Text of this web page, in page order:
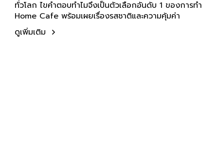
ทั่วโลก ไขคำตอบทำไมจึงเป็นตัวเลือกอันดับ 1 ของการทำ
Home Cafe พร้อมเผยเรื่องรสชาติและความคุ้มค่า
ดูเพิ่มเติม